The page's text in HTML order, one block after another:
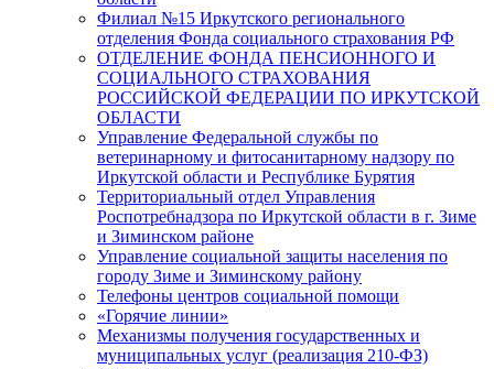
Филиал №15 Иркутского регионального
отделения Фонда социального страхования РФ
ОТДЕЛЕНИЕ ФОНДА ПЕНСИОННОГО И
СОЦИАЛЬНОГО СТРАХОВАНИЯ
РОССИЙСКОЙ ФЕДЕРАЦИИ ПО ИРКУТСКОЙ
ОБЛАСТИ
Управление Федеральной службы по
ветеринарному и фитосанитарному надзору по
Иркутской области и Республике Бурятия
Территориальный отдел Управления
Роспотребнадзора по Иркутской области в г. Зиме
и Зиминском районе
Управление социальной защиты населения по
городу Зиме и Зиминскому району
Телефоны центров социальной помощи
«Горячие линии»
Механизмы получения государственных и
муниципальных услуг (реализация 210-ФЗ)